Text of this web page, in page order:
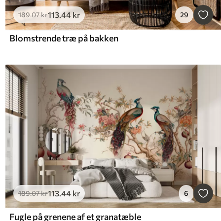
189.07kr113.44 kr 29
Blomstrende træ på bakken
189.07kr113.44 kr 6
Fugle på grenene af et granatæble